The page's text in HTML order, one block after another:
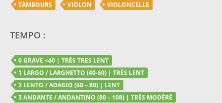
TAMBOURS
VIOLON VIOLONCELLE
TEMPO :
0 GRAVE <40 | TRÈS TRES LENT
1 LARGO / LARGHETTO (40-60) | TRÈS LENT
2 LENTO / ADAGIO (60 – 80) | LENT
3 ANDANTE / ANDANTINO (80 – 108) | TRÈS MODÉRÉ